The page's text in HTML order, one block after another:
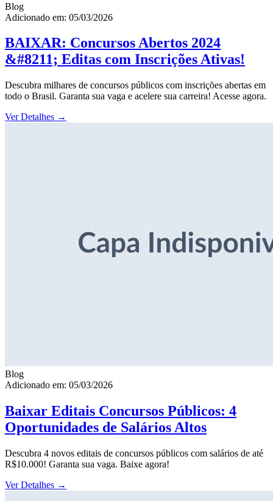
Blog
Adicionado em: 05/03/2026
BAIXAR: Concursos Abertos 2024
&#8211; Editas com Inscrições Ativas!
Descubra milhares de concursos públicos com inscrições abertas em
todo o Brasil. Garanta sua vaga e acelere sua carreira! Acesse agora.
Ver Detalhes →
Blog
Adicionado em: 05/03/2026
Baixar Editais Concursos Públicos: 4
Oportunidades de Salários Altos
Descubra 4 novos editais de concursos públicos com salários de até
R$10.000! Garanta sua vaga. Baixe agora!
Ver Detalhes →